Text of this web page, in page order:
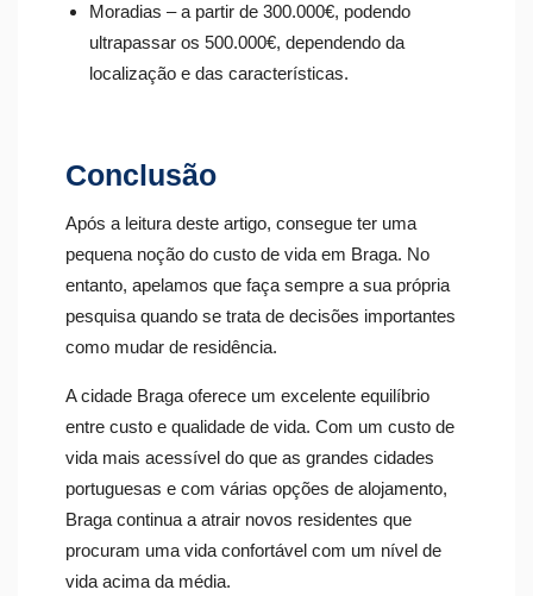
Moradias – a partir de 300.000€, podendo
ultrapassar os 500.000€, dependendo da
localização e das características.
Conclusão
Após a leitura deste artigo, consegue ter uma
pequena noção do custo de vida em Braga. No
entanto, apelamos que faça sempre a sua própria
pesquisa quando se trata de decisões importantes
como mudar de residência.
A cidade Braga oferece um excelente equilíbrio
entre custo e qualidade de vida. Com um custo de
vida mais acessível do que as grandes cidades
portuguesas e com várias opções de alojamento,
Braga continua a atrair novos residentes que
procuram uma vida confortável com um nível de
vida acima da média.